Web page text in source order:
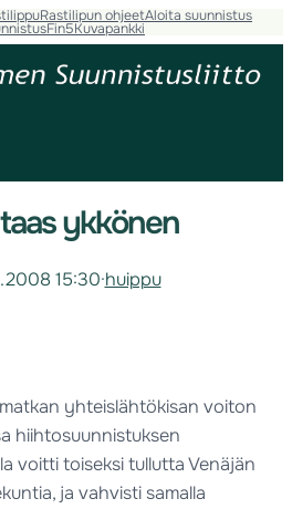
Rastilipun ohjeetAloita suunnistus
Fin5Kuvapankki
ykkönen
15:30·huippu
yhteislähtökisan voiton
hiihtosuunnistuksen
voitti toiseksi tullutta Venäjän
ja vahvisti samalla